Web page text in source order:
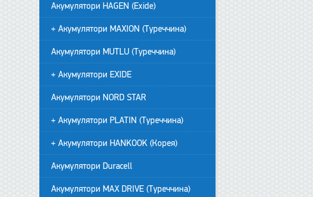
Акумулятори HAGEN (Exide)
+ Акумулятори MAXION (Туреччина)
Акумулятори MUTLU (Туреччина)
+ Акумулятори EXIDE
Акумулятори NORD STAR
+ Акумулятори PLATIN (Туреччина)
+ Акумулятори HANKOOK (Корея)
Акумулятори Duracell
Акумулятори MAX DRIVE (Туреччина)